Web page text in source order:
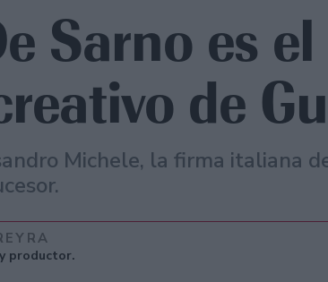
Sarno es
de
Michele, la firma italiana
productor.